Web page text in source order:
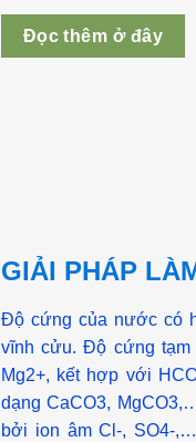
Đọc thêm ở đây
GIẢI PHÁP
Độ cứng của nước có
vĩnh cửu. Độ cứng
Mg2+, kết hợp với
dạng CaCO3,
bởi ion âm Cl-, SO4-